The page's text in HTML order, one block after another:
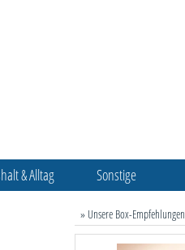
& Alltag Sonstige
» Unsere Box-Empfehlungen